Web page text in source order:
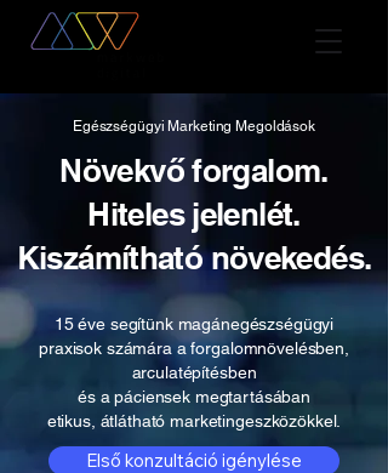
Egészségügyi Marketing Megoldások
Növekvő forgalom.
Hiteles jelenlét.
Kiszámítható növekedés.
15 éve segítünk magánegészségügyi
praxisok számára a forgalomnövelésben,
arculatépítésben
és a páciensek megtartásában
etikus, átlátható marketingeszközökkel.
Első konzultáció igénylése